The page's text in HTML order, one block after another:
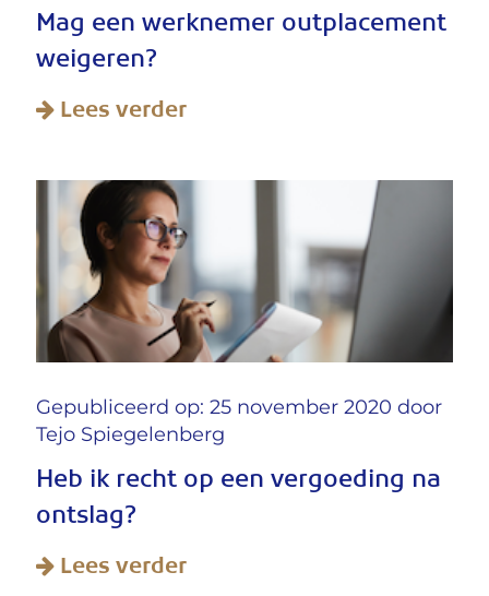
Mag een werknemer outplacement
weigeren?
Lees verder
Gepubliceerd op: 25 november 2020 door
Tejo Spiegelenberg
Heb ik recht op een vergoeding na
ontslag?
Lees verder